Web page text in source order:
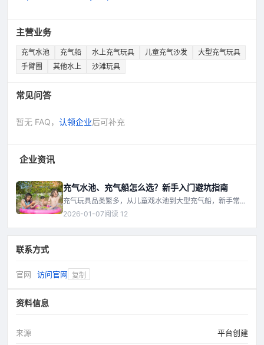
主营业务
充气水池 充气船 水上充气玩具 儿童充气沙发
大型充气玩具
手臂圈
其他水上 沙滩玩具
常见问答
暂无 FAQ， 认领企业后可补充
企业资讯
充气水池、充气船怎么选？新手入门避坑指南
充气玩具品类繁多，从儿童戏水池到大型充气船，新手常被
材质、尺寸、气泵等参数搞晕。本文用问答形式，拆解选购
2026-01-07阅读 12
联系方式
官网 访问官网 复制
资料信息
来源 平台创建